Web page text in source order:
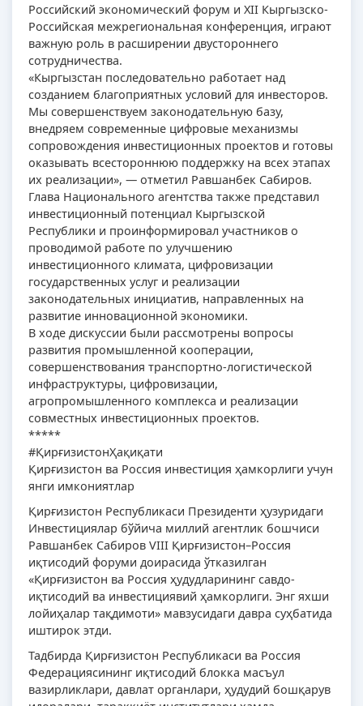
Российский экономический форум и XII Кыргызско-
Российская межрегиональная конференция, играют
важную роль в расширении двустороннего
сотрудничества.
«Кыргызстан последовательно работает над
созданием благоприятных условий для инвесторов.
Мы совершенствуем законодательную базу,
внедряем современные цифровые механизмы
сопровождения инвестиционных проектов и готовы
оказывать всестороннюю поддержку на всех этапах
их реализации», — отметил Равшанбек Сабиров.
Глава Национального агентства также представил
инвестиционный потенциал Кыргызской
Республики и проинформировал участников о
проводимой работе по улучшению
инвестиционного климата, цифровизации
государственных услуг и реализации
законодательных инициатив, направленных на
развитие инновационной экономики.
В ходе дискуссии были рассмотрены вопросы
развития промышленной кооперации,
совершенствования транспортно-логистической
инфраструктуры, цифровизации,
агропромышленного комплекса и реализации
совместных инвестиционных проектов.
*****
#ҚирғизистонҲақиқати
Қирғизистон ва Россия инвестиция ҳамкорлиги учун
янги имкониятлар
Қирғизистон Республикаси Президенти ҳузуридаги
Инвестициялар бўйича миллий агентлик бошчиси
Равшанбек Сабиров VIII Қирғизистон–Россия
иқтисодий форуми доирасида ўтказилган
«Қирғизистон ва Россия ҳудудларининг савдо-
иқтисодий ва инвестициявий ҳамкорлиги. Энг яхши
лойиҳалар тақдимоти» мавзусидаги давра суҳбатида
иштирок этди.
Тадбирда Қирғизистон Республикаси ва Россия
Федерациясининг иқтисодий блокка масъул
вазирликлари, давлат органлари, ҳудудий бошқарув